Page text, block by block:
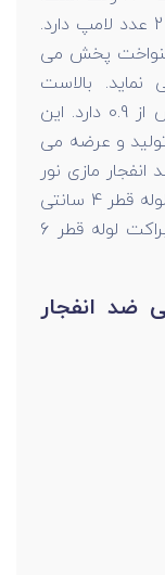
همچنین هر چراغ فلورسنتی ضد انفجار 2 عدد لامپ دارد.
پخش می
بالاست
الکترونیکی این چراغ ضریب توانی بیش از 0.9 دارد. این
میلی متر تولید و عرضه می
مازی نور
نظیر براکت سقفی، براکت آویز، براکت لوله قطر 4 سانتی
متر، براکت لوله قطر 5 سانتی متر و براکت لوله قطر 6
ضد انفجار